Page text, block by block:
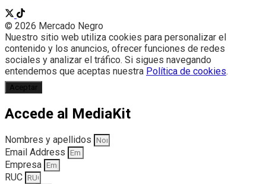
© 2026 Mercado Negro
Nuestro sitio web utiliza cookies para personalizar el
contenido y los anuncios, ofrecer funciones de redes
sociales y analizar el tráfico. Si sigues navegando
entendemos que aceptas nuestra Política de cookies.
Aceptar
Accede al MediaKit
Nombres y apellidos
Email Address
Empresa
RUC